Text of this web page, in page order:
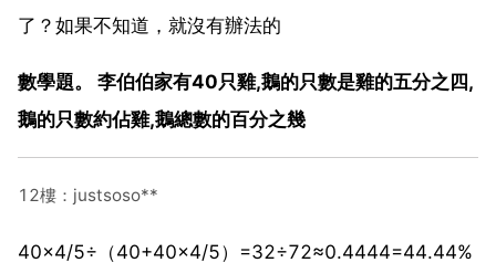
了？如果不知道，就沒有辦法的
數學題。 李伯伯家有40只雞,鵝的只數是雞的五分之四,
鵝的只數約佔雞,鵝總數的百分之幾
12樓：justsoso**
40×4/5÷（40+40×4/5）=32÷72≈0.4444=44.44%